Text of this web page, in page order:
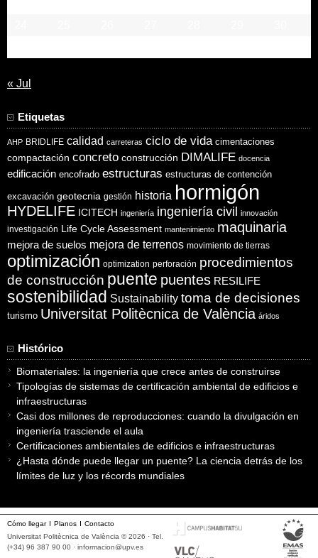
« Jul
Etiquetas
AHP BRIDLIFE calidad carreteras ciclo de vida cimentaciones
compactación concreto construcción DIMALIFE docencia
edificación encofrado estructuras estructuras de contención
excavación geotecnia gestión historia hormigón
HYDELIFE ICITECH ingeniería ingeniería civil innovación
investigación Life Cycle Assessment mantenimiento maquinaria
mejora de suelos mejora de terrenos movimiento de tierras
optimización optimization perforación procedimientos
de construcción puente puentes RESILIFE
sostenibilidad Sustainability toma de decisiones
turismo Universitat Politècnica de València áridos
Histórico
Biomateriales: la ingeniería que crece antes de construirse
Tipologías de sistemas de certificación ambiental de edificios e
infraestructuras
Casi dos millones de reproducciones: cuando la divulgación en
ingeniería trasciende el aula
Certificaciones ambientales de edificios e infraestructuras
¿Hasta dónde puede llegar un puente? La ciencia detrás de los
límites de luz y los récords mundiales
Cómo llegar Planos
Contacto
Universitat Politècnica de València © 2026 · Tel.
(+34) 96 387 90 00 · informacion@upv.es